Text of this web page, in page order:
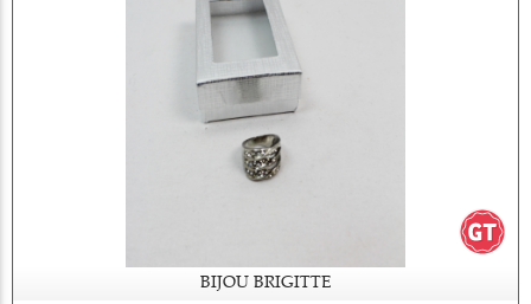
BIJOU BRIGITTE